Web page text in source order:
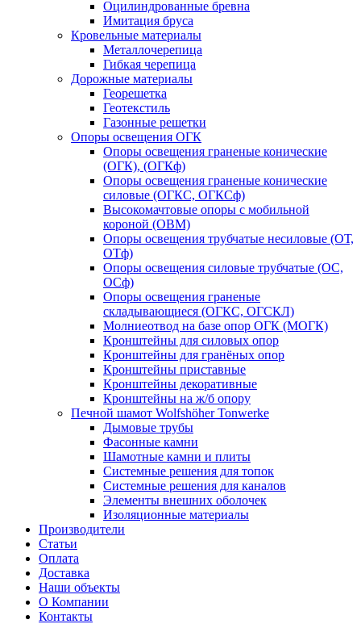
Оцилиндрованные бревна
Имитация бруса
Кровельные материалы
Металлочерепица
Гибкая черепица
Дорожные материалы
Георешетка
Геотекстиль
Газонные решетки
Опоры освещения ОГК
Опоры освещения граненые конические
(ОГК), (ОГКф)
Опоры освещения граненые конические
силовые (ОГКС, ОГКСф)
Высокомачтовые опоры с мобильной
короной (ОВМ)
Опоры освещения трубчатые несиловые (ОТ,
ОТф)
Опоры освещения силовые трубчатые (ОС,
ОСф)
Опоры освещения граненые
складывающиеся (ОГКС, ОГСКЛ)
Молниеотвод на базе опор ОГК (МОГК)
Кронштейны для силовых опор
Кронштейны для гранёных опор
Кронштейны приставные
Кронштейны декоративные
Кронштейны на ж/б опору
Печной шамот Wolfshöher Tonwerke
Дымовые трубы
Фасонные камни
Шамотные камни и плиты
Системные решения для топок
Системные решения для каналов
Элементы внешних оболочек
Изоляционные материалы
Производители
Статьи
Оплата
Доставка
Наши объекты
О Компании
Контакты